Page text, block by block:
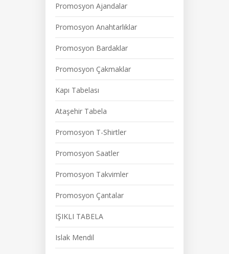
Promosyon Ajandalar
Promosyon Anahtarlıklar
Promosyon Bardaklar
Promosyon Çakmaklar
Kapı Tabelası
Ataşehir Tabela
Promosyon T-Shirtler
Promosyon Saatler
Promosyon Takvimler
Promosyon Çantalar
IŞIKLI TABELA
Islak Mendil